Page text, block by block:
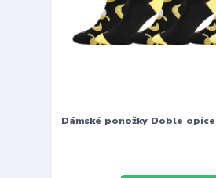
Dámské ponožky Doble opice